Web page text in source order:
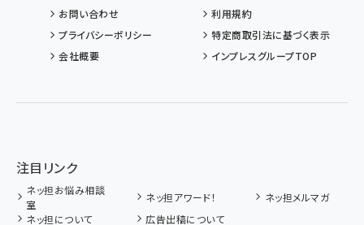
お問い合わせ
利用規約
プライバシーポリシー
特定商取引法に基づく表示
会社概要
インプレスグループTOP
注目リンク
ネッ担お悩み相談
室
ネッ担アワード！
ネッ担メルマガ
ネッ担について
広告出稿について